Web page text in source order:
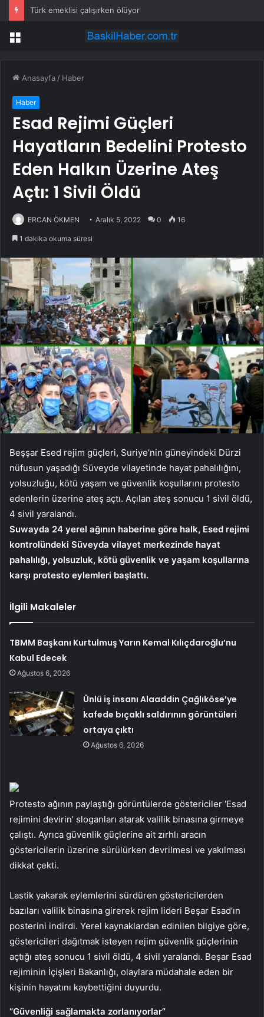
Türk emeklisi çalışırken ölüyor
Menü
Anasayfa / Haber
Haber
Esad Rejimi Güçleri
Hayatların Bedelini Protesto
Eden Halkın Üzerine Ateş
Açtı: 1 Sivil Öldü
ERCAN ÖKMEN Aralık 5, 2022 0 16
1 dakika okuma süresi
Beşşar Esed rejim güçleri, Suriye’nin güneyindeki Dürzi
nüfusun yaşadığı Süveyde vilayetinde hayat pahalılığını,
yolsuzluğu, kötü yaşam ve güvenlik koşullarını protesto
edenlerin üzerine ateş açtı. Açılan ateş sonucu 1 sivil öldü,
4 sivil yaralandı.
Suwayda 24 yerel ağının haberine göre halk, Esed rejimi
kontrolündeki Süveyda vilayet merkezinde hayat
pahalılığı, yolsuzluk, kötü güvenlik ve yaşam koşullarına
karşı protesto eylemleri başlattı.
İlgili Makaleler
TBMM Başkanı Kurtulmuş Yarın Kemal Kılıçdaroğlu’nu
Kabul Edecek
Ağustos 6, 2026
Ünlü iş insanı Alaaddin Çağlıköse’ye
kafede bıçaklı saldırının görüntüleri
ortaya çıktı
Ağustos 6, 2026
Protesto ağının paylaştığı görüntülerde göstericiler ‘Esad
rejimini devirin’ sloganları atarak valilik binasına girmeye
çalıştı. Ayrıca güvenlik güçlerine ait zırhlı aracın
göstericilerin üzerine sürülürken devrilmesi ve yakılması
dikkat çekti.
Lastik yakarak eylemlerini sürdüren göstericilerden
bazıları valilik binasına girerek rejim lideri Beşar Esad’ın
posterini indirdi. Yerel kaynaklardan edinilen bilgiye göre,
göstericileri dağıtmak isteyen rejim güvenlik güçlerinin
açtığı ateş sonucu 1 sivil öldü, 4 sivil yaralandı. Beşar Esad
rejiminin İçişleri Bakanlığı, olaylara müdahale eden bir
kişinin hayatını kaybettiğini duyurdu.
“Güvenliği sağlamakta zorlanıyorlar”